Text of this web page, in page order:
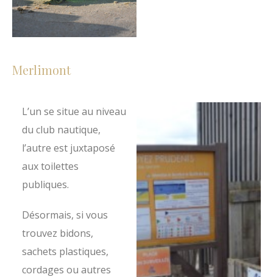
Merlimont
L’un se situe au niveau
du club nautique,
l’autre est juxtaposé
aux toilettes
publiques.
Désormais, si vous
trouvez bidons,
sachets plastiques,
cordages ou autres